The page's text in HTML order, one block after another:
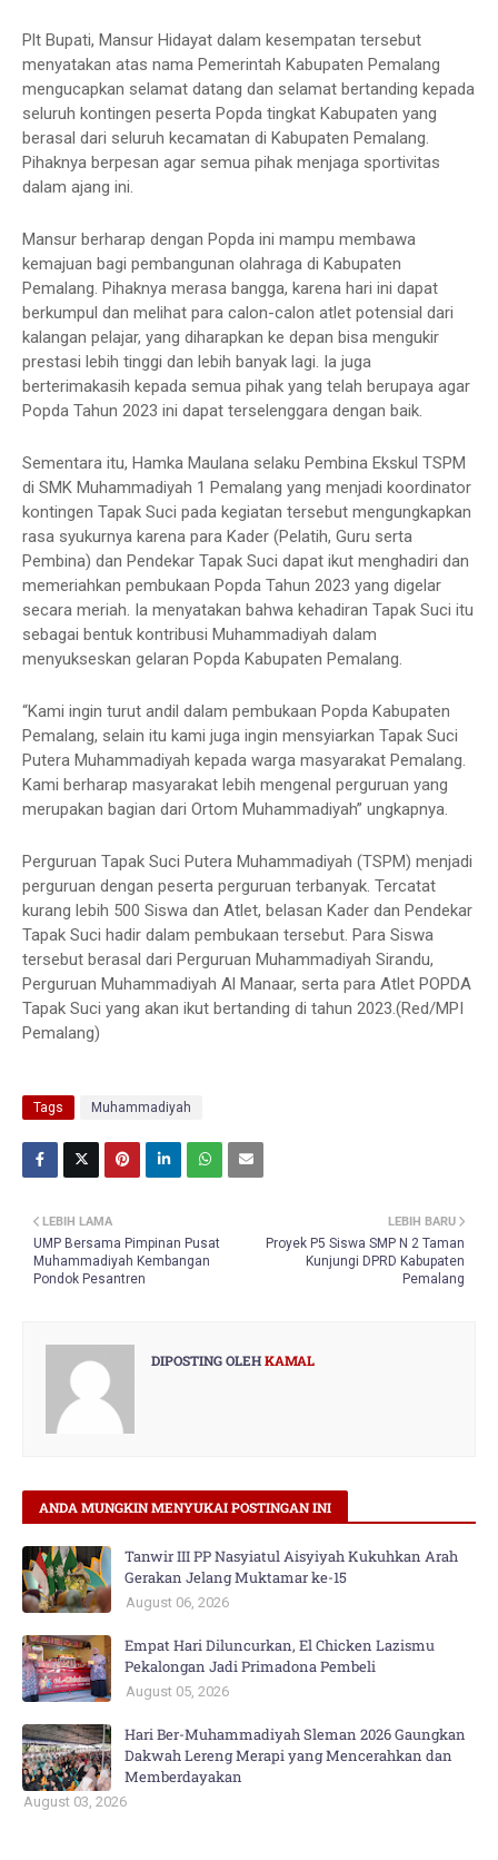
Plt Bupati, Mansur Hidayat dalam kesempatan tersebut
menyatakan atas nama Pemerintah Kabupaten Pemalang
mengucapkan selamat datang dan selamat bertanding kepada
seluruh kontingen peserta Popda tingkat Kabupaten yang
berasal dari seluruh kecamatan di Kabupaten Pemalang.
Pihaknya berpesan agar semua pihak menjaga sportivitas
dalam ajang ini.
Mansur berharap dengan Popda ini mampu membawa
kemajuan bagi pembangunan olahraga di Kabupaten
Pemalang. Pihaknya merasa bangga, karena hari ini dapat
berkumpul dan melihat para calon-calon atlet potensial dari
kalangan pelajar, yang diharapkan ke depan bisa mengukir
prestasi lebih tinggi dan lebih banyak lagi. Ia juga
berterimakasih kepada semua pihak yang telah berupaya agar
Popda Tahun 2023 ini dapat terselenggara dengan baik.
Sementara itu, Hamka Maulana selaku Pembina Ekskul TSPM
di SMK Muhammadiyah 1 Pemalang yang menjadi koordinator
kontingen Tapak Suci pada kegiatan tersebut mengungkapkan
rasa syukurnya karena para Kader (Pelatih, Guru serta
Pembina) dan Pendekar Tapak Suci dapat ikut menghadiri dan
memeriahkan pembukaan Popda Tahun 2023 yang digelar
secara meriah. Ia menyatakan bahwa kehadiran Tapak Suci itu
sebagai bentuk kontribusi Muhammadiyah dalam
menyukseskan gelaran Popda Kabupaten Pemalang.
“Kami ingin turut andil dalam pembukaan Popda Kabupaten
Pemalang, selain itu kami juga ingin mensyiarkan Tapak Suci
Putera Muhammadiyah kepada warga masyarakat Pemalang.
Kami berharap masyarakat lebih mengenal perguruan yang
merupakan bagian dari Ortom Muhammadiyah” ungkapnya.
Perguruan Tapak Suci Putera Muhammadiyah (TSPM) menjadi
perguruan dengan peserta perguruan terbanyak. Tercatat
kurang lebih 500 Siswa dan Atlet, belasan Kader dan Pendekar
Tapak Suci hadir dalam pembukaan tersebut. Para Siswa
tersebut berasal dari Perguruan Muhammadiyah Sirandu,
Perguruan Muhammadiyah Al Manaar, serta para Atlet POPDA
Tapak Suci yang akan ikut bertanding di tahun 2023.(Red/MPI
Pemalang)
Tags Muhammadiyah
LEBIH BARU
Proyek P5 Siswa SMP N 2 Taman
Kunjungi DPRD Kabupaten
Pemalang
LEBIH LAMA
UMP Bersama Pimpinan Pusat
Muhammadiyah Kembangan
Pondok Pesantren
DIPOSTING OLEHKAMAL
ANDA MUNGKIN MENYUKAI POSTINGAN INI
Tanwir III PP Nasyiatul Aisyiyah Kukuhkan Arah
Gerakan Jelang Muktamar ke-15
August 06, 2026
Empat Hari Diluncurkan, El Chicken Lazismu
Pekalongan Jadi Primadona Pembeli
August 05, 2026
Hari Ber-Muhammadiyah Sleman 2026 Gaungkan
Dakwah Lereng Merapi yang Mencerahkan dan
Memberdayakan
August 03, 2026